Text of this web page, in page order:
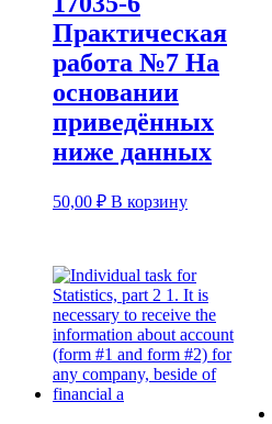
Практическая
работа №7 На
основании
приведённых
ниже данных
50,00 ₽ В корзину